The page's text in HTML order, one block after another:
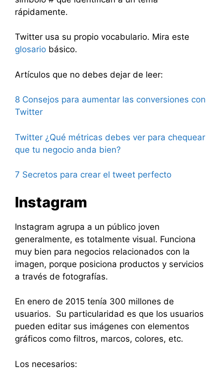
rápidamente.
Twitter usa su propio vocabulario. Mira este
glosario básico.
Artículos que no debes dejar de leer:
8 Consejos para aumentar las conversiones con
Twitter
Twitter ¿Qué métricas debes ver para chequear
que tu negocio anda bien?
7 Secretos para crear el tweet perfecto
Instagram
Instagram agrupa a un público joven
generalmente, es totalmente visual. Funciona
muy bien para negocios relacionados con la
imagen, porque posiciona productos y servicios
a través de fotografías.
En enero de 2015 tenía 300 millones de
usuarios. Su particularidad es que los usuarios
pueden editar sus imágenes con elementos
gráficos como filtros, marcos, colores, etc.
Los necesarios: